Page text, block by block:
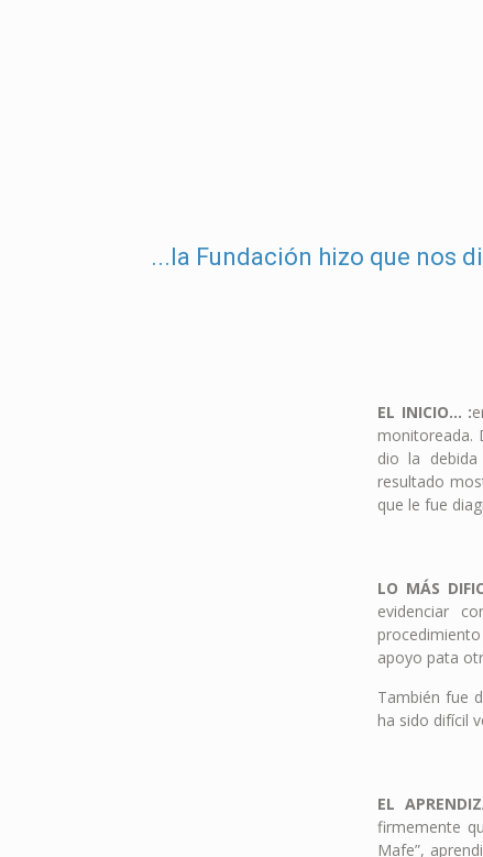
...la Fundación hizo que nos
EL INICIO… :
monitoreada.
dio la
resultado
que le fue
LO MÁS
evidenciar
apoyo pata
También fue
ha sido difícil
EL
firmemente
Mafe”,